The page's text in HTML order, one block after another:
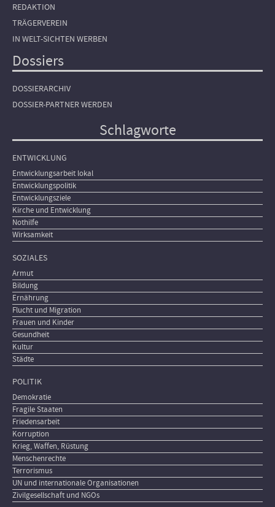
REDAKTION
TRÄGERVEREIN
IN WELT-SICHTEN WERBEN
Dossiers
DOSSIERARCHIV
DOSSIER-PARTNER WERDEN
Schlagworte
ENTWICKLUNG
Entwicklungsarbeit lokal
Entwicklungspolitik
Entwicklungsziele
Kirche und Entwicklung
Nothilfe
Wirksamkeit
SOZIALES
Armut
Bildung
Ernährung
Flucht und Migration
Frauen und Kinder
Gesundheit
Kultur
Städte
POLITIK
Demokratie
Fragile Staaten
Friedensarbeit
Korruption
Krieg, Waffen, Rüstung
Menschenrechte
Terrorismus
UN und internationale Organisationen
Zivilgesellschaft und NGOs